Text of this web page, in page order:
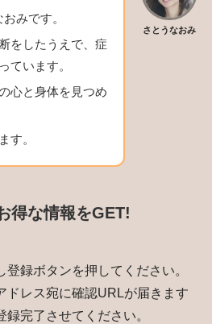
さとうなおみ
みです。
をしたうえで、症
ています。
心と身体を見つめ
す。
得な情報をGET!
登録ボタンを押してください。
ドレス宛に確認URLが届きます
完了させてください。